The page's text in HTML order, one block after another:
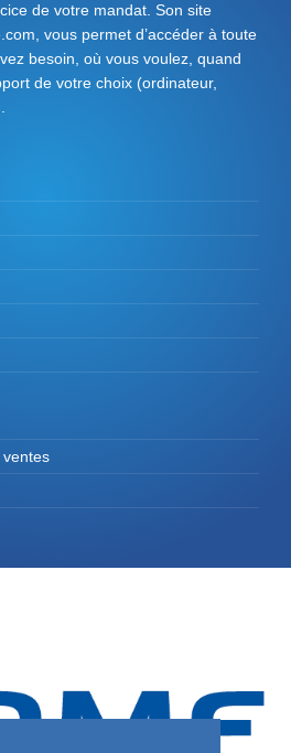
de votre mandat. Son site
vous permet d’accéder à toute
besoin, où vous voulez, quand
de votre choix (ordinateur,